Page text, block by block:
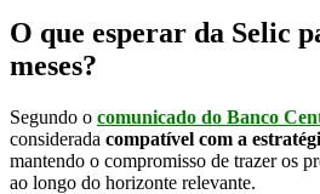
O que esperar da Selic
meses?
Segundo o comunicado do Banco
considerada compatível com a
mantendo o compromisso de trazer os
ao longo do horizonte relevante.